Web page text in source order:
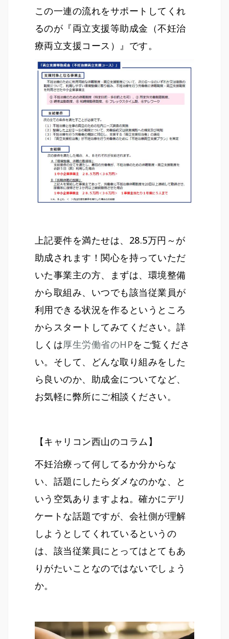
この一連の流れをサポートしてくれ
るのが『両立支援等助成金（不妊治
療両立支援コース）』です。
上記要件を満たせは、28.5万円～が
助成されます！関心を持っていただ
いた事業主の方、まずは、環境整備
から取組み、いつでも該当従業員が
利用できる状況を作るというところ
からスタートしてみてください。詳
しくは厚生労働省のHPをご覧くださ
い。そして、どんな取り組みをした
ら良いのか、助成金についてなど、
お気軽に弊所にご相談ください。
【キャリコン西山のコラム】
不妊治療って何してるか分からな
い、話題にしたらダメなのかな、と
いう空気ありますよね。確かにデリ
ケートな話題ですが、会社側が理解
しようとしてくれているというの
は、該当従業員にとってはとてもあ
りがたいことなのではないでしょう
か。